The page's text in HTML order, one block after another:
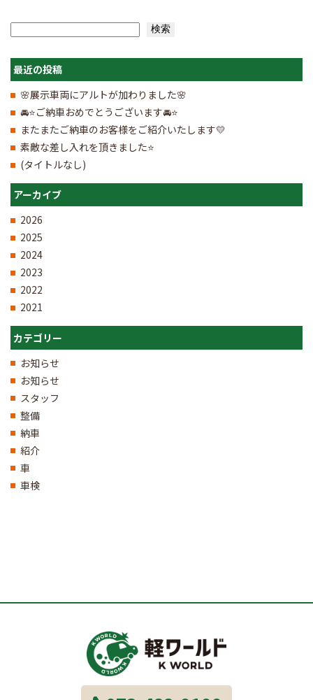
検索
最近の投稿
🌸展示車両にアルトが加わりました🌸
🚘⭐ご納車おめでとうございます🚘⭐
またまたご納車のお客様をご紹介いたします💛
素敵な差し入れを頂きました⭐
(タイトルなし)
アーカイブ
2026
2025
2024
2023
2022
2021
カテゴリー
お知らせ
お知らせ
スタッフ
整備
納車
紹介
車
車検